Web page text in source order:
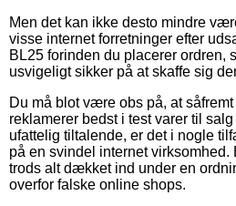
Men det kan ikke desto mindre
visse internet forretninger efter
BL25 forinden du placerer ordren,
usvigeligt sikker på at skaffe sig
Du må blot være obs på, at
reklamerer bedst i test varer til
ufattelig tiltalende, er det i nogle
på en svindel internet virksomhed.
trods alt dækket ind under en
overfor falske online shops.